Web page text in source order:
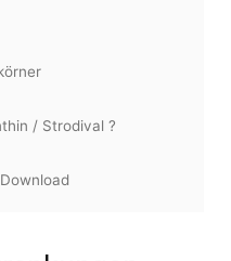
/ Strodival ?